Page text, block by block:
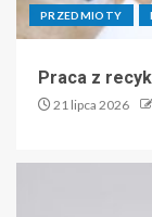
PRZEDMIOTY
Praca z
21 lipca 2026